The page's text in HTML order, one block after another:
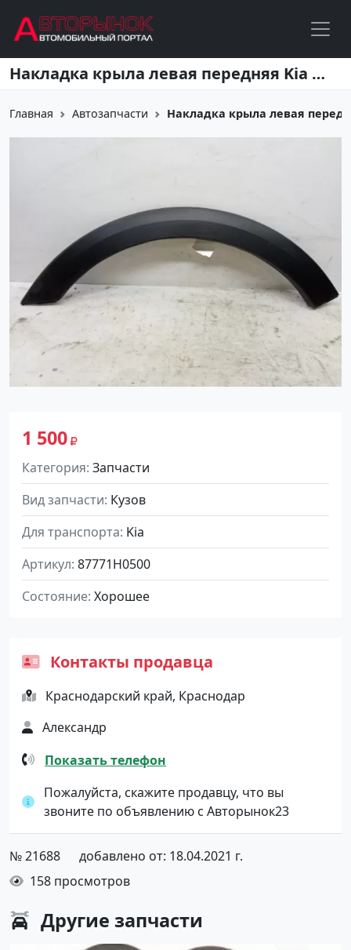
Перейти к основному содержанию Накладка крыла левая передняя Kia Rio 4 X-Line (расширитель передний левый) Краснодар
Главная Автозапчасти Накладка крыла левая
1 500
Категория Запчасти
Вид запчасти Кузов
Для транспорта Kia
Артикул 87771H0500
Состояние Хорошее
Контакты продавца
Краснодарский край, Краснодар
Александр
Показать телефон
Пожалуйста, скажите продавцу, что вы
звоните по объявлению с Авторынок23
№ 21688
добавлено от: 18.04.2021 г.
158 просмотров
Другие запчасти